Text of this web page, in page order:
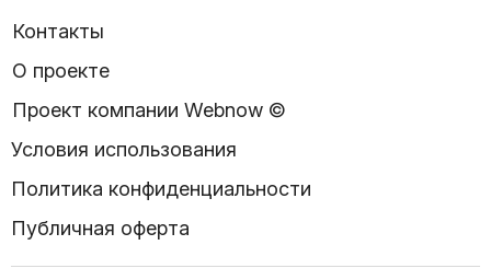
Контакты
О проекте
Проект компании Webnow ©
Условия использования
Политика конфиденциальности
Публичная оферта